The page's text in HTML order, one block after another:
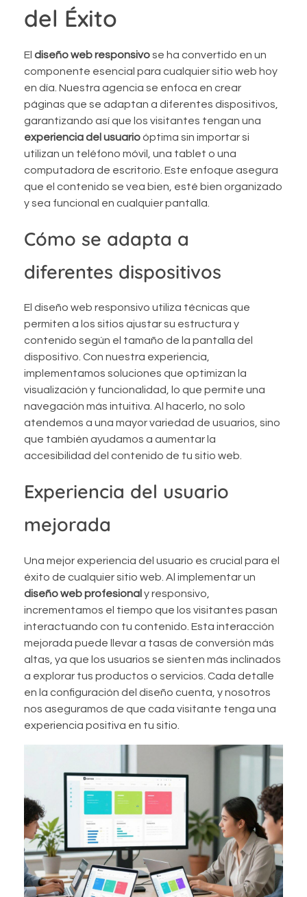
del Éxito
El diseño web responsivose ha convertido en un
componente esencial para cualquier sitio web hoy
en día. Nuestra agencia se enfoca en crear
páginas que se adaptan a diferentes dispositivos,
garantizando así que los visitantes tengan una
experiencia del usuarioóptima sin importar si
utilizan un teléfono móvil, una tablet o una
computadora de escritorio. Este enfoque asegura
que el contenido se vea bien, esté bien organizado
y sea funcional en cualquier pantalla.
Cómo se adapta a
diferentes dispositivos
El diseño web responsivo utiliza técnicas que
permiten a los sitios ajustar su estructura y
contenido según el tamaño de la pantalla del
dispositivo. Con nuestra experiencia,
implementamos soluciones que optimizan la
visualización y funcionalidad, lo que permite una
navegación más intuitiva. Al hacerlo, no solo
atendemos a una mayor variedad de usuarios, sino
que también ayudamos a aumentar la
accesibilidad del contenido de tu sitio web.
Experiencia del usuario
mejorada
Una mejor experiencia del usuario es crucial para el
éxito de cualquier sitio web. Al implementar un
diseño web profesional y responsivo,
incrementamos el tiempo que los visitantes pasan
interactuando con tu contenido. Esta interacción
mejorada puede llevar a tasas de conversión más
altas, ya que los usuarios se sienten más inclinados
a explorar tus productos o servicios. Cada detalle
en la configuración del diseño cuenta, y nosotros
nos aseguramos de que cada visitante tenga una
experiencia positiva en tu sitio.